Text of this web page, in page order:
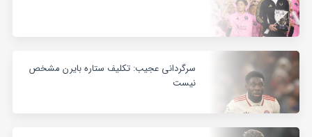
سرگردانی عجیب: تکلیف ستاره بایرن مشخص
نیست